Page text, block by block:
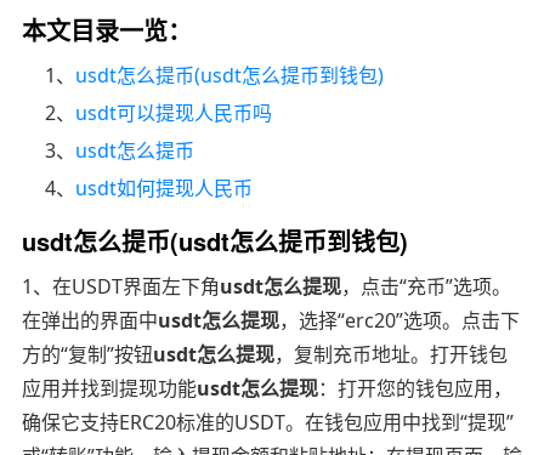
本文目录一览：
1、 usdt怎么提币(usdt怎么提币到钱包)
2、 usdt可以提现人民币吗
3、 usdt怎么提币
4、 usdt如何提现人民币
usdt怎么提币(usdt怎么提币到钱包)
1、在USDT界面左下角usdt怎么提现，点击“充币”选项。
在弹出的界面中usdt怎么提现，选择“erc20”选项。点击下
方的“复制”按钮usdt怎么提现，复制充币地址。打开钱包
应用并找到提现功能usdt怎么提现：打开您的钱包应用，
确保它支持ERC20标准的USDT。在钱包应用中找到“提现”